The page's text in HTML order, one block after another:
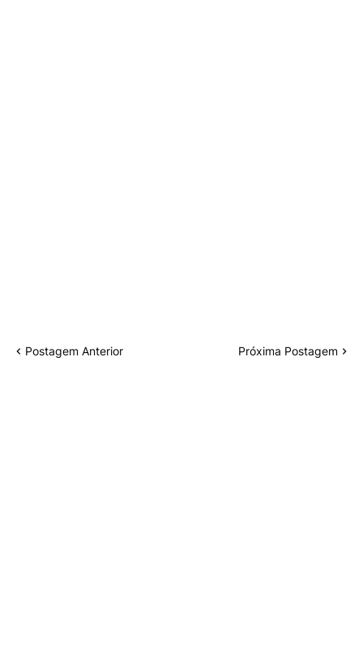
Postagem Anterior Próxima Postagem